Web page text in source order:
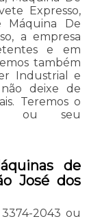
Expresso,
Máquina De
a empresa
e em
também
Industrial e
deixe de
Teremos o
ou seu
de
José dos
3374-2043 ou